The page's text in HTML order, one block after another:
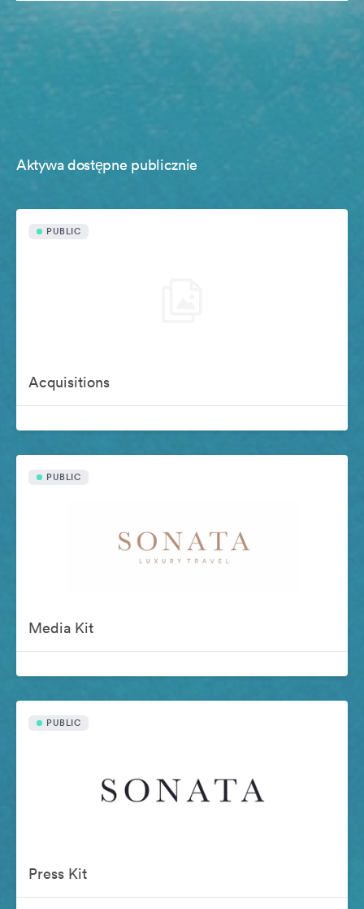
Aktywa dostępne publicznie
PUBLIC
Acquisitions
PUBLIC
Media Kit
PUBLIC
Press Kit